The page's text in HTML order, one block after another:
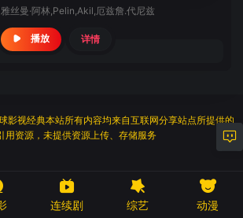
雅丝曼·阿林,Pelin,Akil,厄兹詹.代尼兹
播放 详情
影视经典本站所有内容均来自互联网分享站点所提供的
用资源，未提供资源上传、存储服务
连续剧 综艺 动漫